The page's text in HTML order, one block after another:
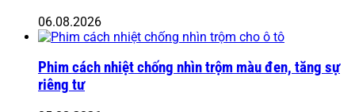
06.08.2026
Phim cách nhiệt chống nhìn trộm màu đen, tăng sự
riêng tư